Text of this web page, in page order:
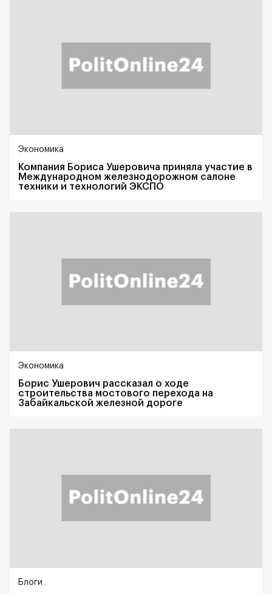
Экономика
Компания Бориса Ушеровича приняла участие в
Международном железнодорожном салоне
техники и технологий ЭКСПО
Экономика
Борис Ушерович рассказал о ходе
строительства мостового перехода на
Забайкальской железной дороге
Блоги